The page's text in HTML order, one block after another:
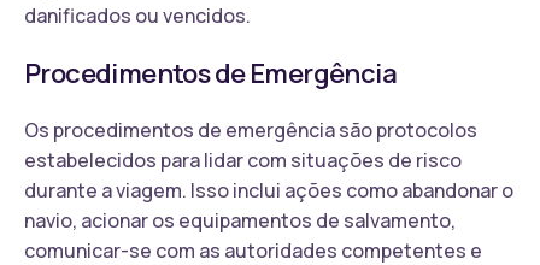
danificados ou vencidos.
Procedimentos de Emergência
Os procedimentos de emergência são protocolos
estabelecidos para lidar com situações de risco
durante a viagem. Isso inclui ações como abandonar o
navio, acionar os equipamentos de salvamento,
comunicar-se com as autoridades competentes e